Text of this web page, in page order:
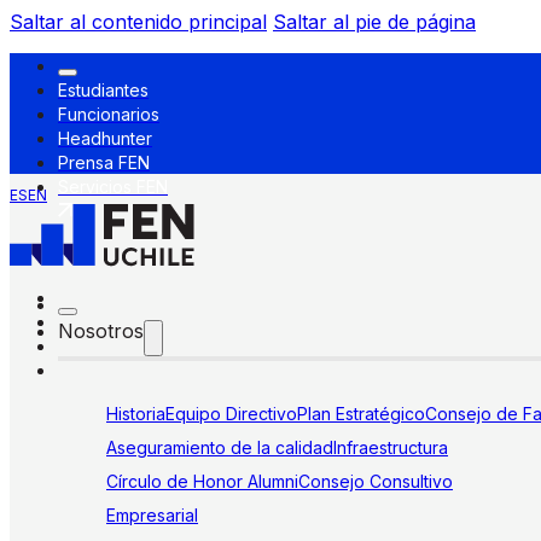
Saltar al contenido principal Saltar al pie de página
Estudiantes
Funcionarios
Headhunter
Prensa FEN
ESEN
Nosotros
HistoriaEquipo DirectivoPlan EstratégicoConsejo de
Aseguramiento de la calidadInfraestructura
Círculo de Honor AlumniConsejo Consultivo
Empresarial